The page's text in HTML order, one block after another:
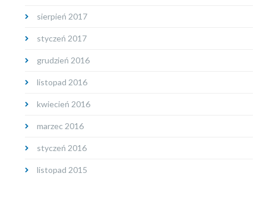
sierpień 2017
styczeń 2017
grudzień 2016
listopad 2016
kwiecień 2016
marzec 2016
styczeń 2016
listopad 2015